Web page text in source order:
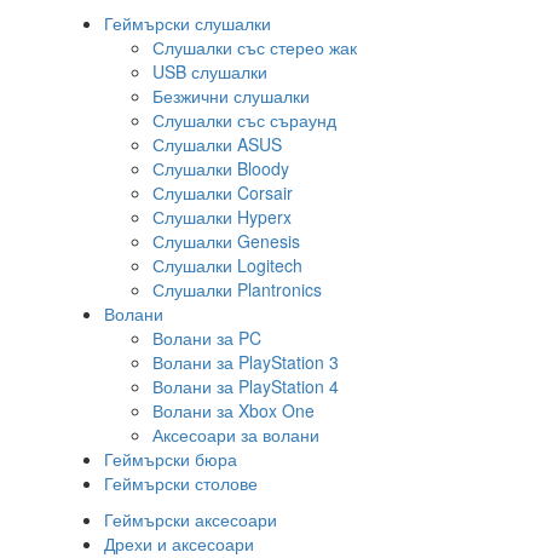
Геймърски слушалки
Слушалки със стерео жак
USB слушалки
Безжични слушалки
Слушалки със съраунд
Слушалки ASUS
Слушалки Bloody
Слушалки Corsair
Слушалки Hyperx
Слушалки Genesis
Слушалки Logitech
Слушалки Plantronics
Волани
Волани за PC
Волани за PlayStation 3
Волани за PlayStation 4
Волани за Xbox One
Аксесоари за волани
Геймърски бюра
Геймърски столове
Геймърски аксесоари
Дрехи и аксесоари